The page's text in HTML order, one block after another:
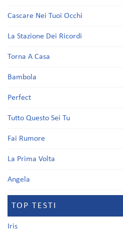
Cascare Nei Tuoi Occhi
La Stazione Dei Ricordi
Torna A Casa
Bambola
Perfect
Tutto Questo Sei Tu
Fai Rumore
La Prima Volta
Angela
TOP TESTI
Iris